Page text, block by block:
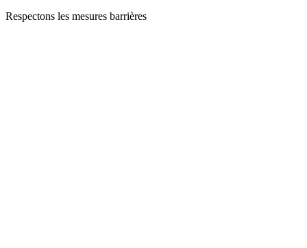
Respectons les mesures barrières